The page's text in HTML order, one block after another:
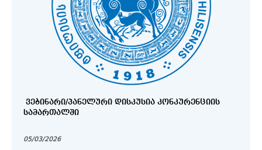
ᲕᲔᲑᲘᲜᲐᲠᲘ/ᲞᲐᲜᲔᲚᲣᲠᲘ ᲓᲘᲡᲙᲣᲡᲘᲐ ᲙᲝᲜᲙᲣᲠᲔᲜᲪᲘᲘᲡ
ᲡᲐᲛᲐᲠᲗᲐᲚᲨᲘ
05/03/2026